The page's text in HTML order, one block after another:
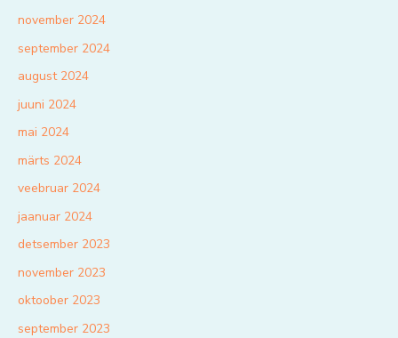
november 2024
september 2024
august 2024
juuni 2024
mai 2024
märts 2024
veebruar 2024
jaanuar 2024
detsember 2023
november 2023
oktoober 2023
september 2023